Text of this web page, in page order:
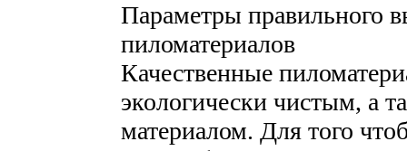
Параметры правильного
пиломатериалов
Качественные
экологически чистым, а
материалом. Для того